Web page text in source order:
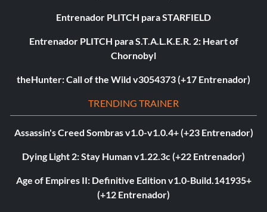
Entrenador PLITCH para STARFIELD
Entrenador PLITCH para S.T.A.L.K.E.R. 2: Heart of
Chornobyl
theHunter: Call of the Wild v3054373 (+17 Entrenador)
TRENDING TRAINER
Assassin's Creed Sombras v1.0-v1.0.4+ (+23 Entrenador)
Dying Light 2: Stay Human v1.22.3c (+22 Entrenador)
Age of Empires II: Definitive Edition v1.0-Build.141935+
(+12 Entrenador)